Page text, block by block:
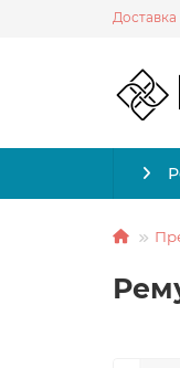
Доставка